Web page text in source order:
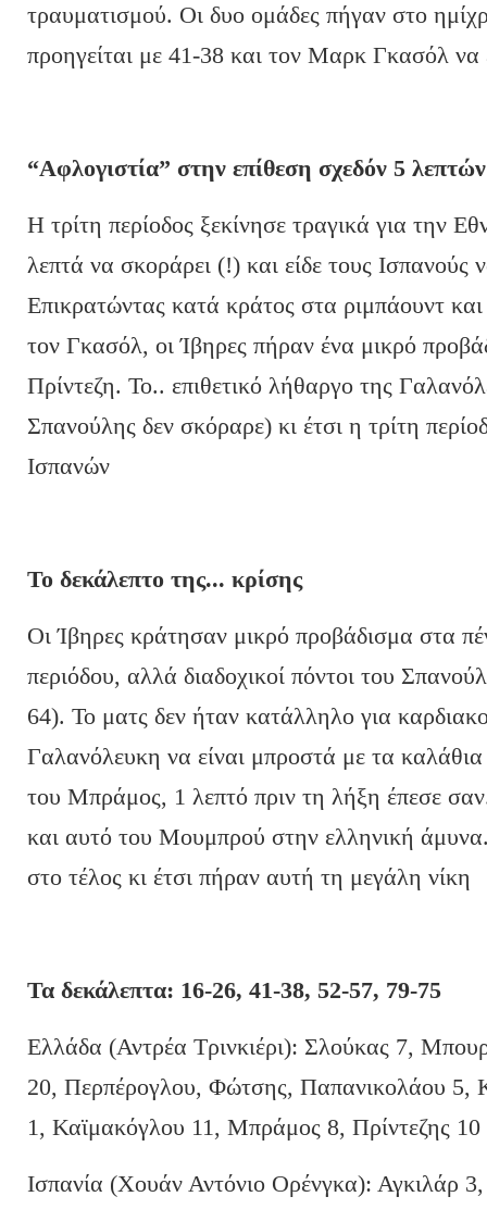
τραυματισμού. Οι δυο ομάδες πήγαν στο
προηγείται με 41-38 και τον Μαρκ Γκασόλ να
“Αφλογιστία” στην επίθεση σχεδόν 5
Η τρίτη περίοδος ξεκίνησε τραγικά για την
λεπτά να σκοράρει (!) και είδε τους
Επικρατώντας κατά κράτος στα ριμπάουντ
τον Γκασόλ, οι Ίβηρες πήραν ένα μικρό
Πρίντεζη. Το.. επιθετικό λήθαργο της
Σπανούλης δεν σκόραρε) κι έτσι η τρίτη
Ισπανών
Το δεκάλεπτο της... κρίσης
Οι Ίβηρες κράτησαν μικρό προβάδισμα στα
περιόδου, αλλά διαδοχικοί πόντοι του
64). Το ματς δεν ήταν κατάλληλο για
Γαλανόλευκη να είναι μπροστά με τα
του Μπράμος, 1 λεπτό πριν τη λήξη έπεσε
και αυτό του Μουμπρού στην ελληνική άμυνα.
στο τέλος κι έτσι πήραν αυτή τη μεγάλη νίκη
Τα δεκάλεπτα: 16-26, 41-38, 52-57, 79-75
Ελλάδα (Αντρέα Τρινκιέρι): Σλούκας 7,
20, Περπέρογλου, Φώτσης, Παπανικολάου 5,
1, Καϊμακόγλου 11, Μπράμος 8, Πρίντεζης 10
Ισπανία (Χουάν Αντόνιο Ορένγκα): Αγκιλάρ